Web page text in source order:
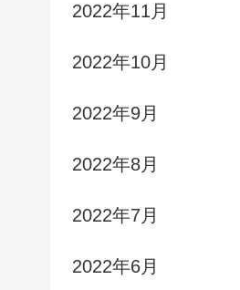
2022年11月
2022年10月
2022年9月
2022年8月
2022年7月
2022年6月